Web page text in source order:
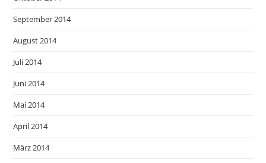
September 2014
August 2014
Juli 2014
Juni 2014
Mai 2014
April 2014
März 2014